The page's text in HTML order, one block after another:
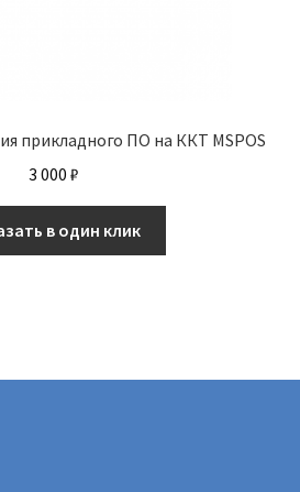
прикладного ПО на ККТ MSPOS
3 000 ₽
в один клик